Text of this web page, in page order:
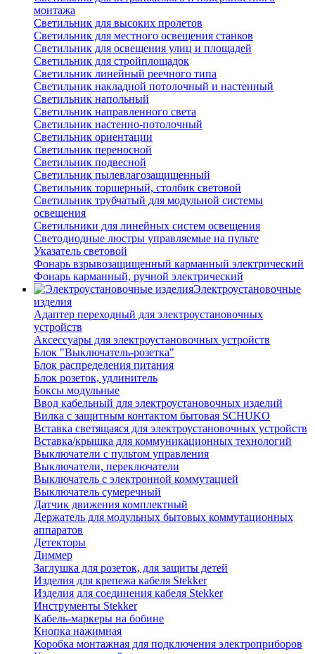
монтажа
Светильник для высоких пролетов
Светильник для местного освещения станков
Светильник для освещения улиц и площадей
Светильник для стройплощадок
Светильник линейный реечного типа
Светильник накладной потолочный и настенный
Светильник напольный
Светильник направленного света
Светильник настенно-потолочный
Светильник ориентации
Светильник переносной
Светильник подвесной
Светильник пылевлагозащищенный
Светильник торшерный, столбик световой
Светильник трубчатый для модульной системы
освещения
Светильники для линейных систем освещения
Светодиодные люстры управляемые на пульте
Указатель световой
Фонарь взрывозащищенный карманный электрический
Фонарь карманный, ручной электрический
Электроустановочные
изделия
Адаптер переходный для электроустановочных
устройств
Аксессуары для электроустановочных устройств
Блок "Выключатель-розетка"
Блок распределения питания
Блок розеток, удлинитель
Боксы модульные
Ввод кабельный для электроустановочных изделий
Вилка с защитным контактом бытовая SCHUKO
Вставка светящаяся для электроустановочных устройств
Вставка/крышка для коммуникационных технологий
Выключатели с пультом управления
Выключатели, переключатели
Выключатель с электронной коммутацией
Выключатель сумеречный
Датчик движения комплектный
Держатель для модульных бытовых коммутационных
аппаратов
Детекторы
Диммер
Заглушка для розеток, для защиты детей
Изделия для крепежа кабеля Stekker
Изделия для соединения кабеля Stekker
Инструменты Stekker
Кабель-маркеры на бобине
Кнопка нажимная
Коробка монтажная для подключения электроприборов